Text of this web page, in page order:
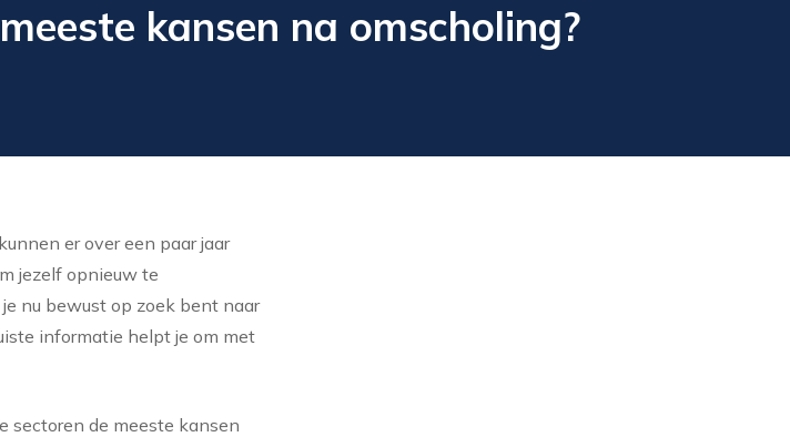
kansen na omscholing?
er over een paar jaar
jezelf opnieuw te
nu bewust op zoek bent naar
informatie helpt je om met
sectoren de meeste kansen